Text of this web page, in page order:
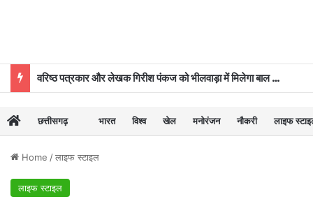
वरिष्ठ पत्रकार और लेखक गिरीश पंकज को भीलवाड़ा में मिलेगा बाल साहित्य सम्मान
छत्तीसगढ़ भारत विश्व खेल मनोरंजन नौकरी लाइफ
Home /लाइफ स्टाइल
लाइफ स्टाइल